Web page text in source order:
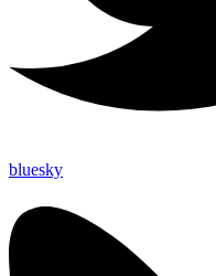
bluesky